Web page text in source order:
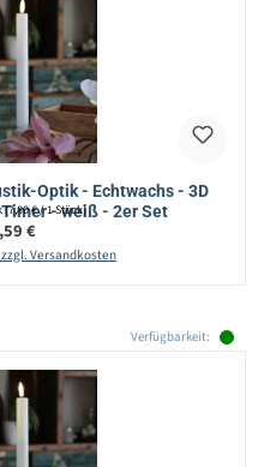
Optik - Echtwachs - 3D
- weiß - 2er Set
(7,80 € / 1 Stück)
Preis:
€
Versandkosten
Verfügbarkeit: